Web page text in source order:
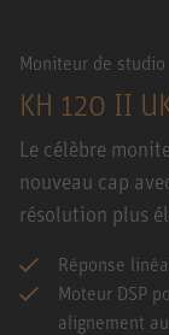
Moniteur de studio
KH 120 II
Le célèbre
nouveau cap
résolution plus
Réponse
Moteur DSP
alignement